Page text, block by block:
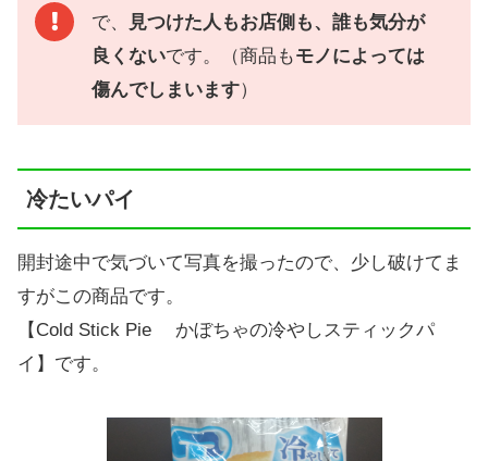
で、
見つけた人もお店側も、誰も気分が
良くないです。（商品もモノによっては
傷んでしまいます）
冷たいパイ
開封途中で気づいて写真を撮ったので、少し破けてま
すがこの商品です。
【Cold Stick Pie かぼちゃの冷やしスティックパ
イ】です。